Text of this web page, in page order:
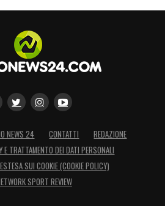
NEWS 24 CONTATTI
REDAZIONE
E TRATTAMENTO DEI DATI PERSONALI
SUI COOKIE (COOKIE POLICY)
SPORT REVIEW